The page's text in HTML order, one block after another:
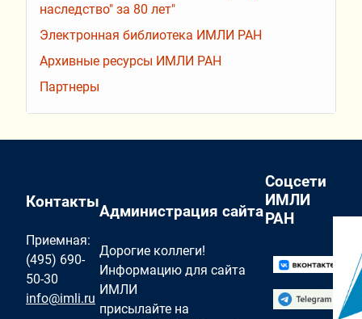
наследство" за 80 лет"
Электронная библиотека ИМЛИ РАН
Архивные ресурсы ИМЛИ РАН
Партнеры
Контакты
Приемная:
(495) 690-
50-30
info@imli.ru
Администрация сайта
Дорогие коллеги!
Информацию для сайта
ИМЛИ
присылайте на
Соцсети
ИМЛИ
РАН